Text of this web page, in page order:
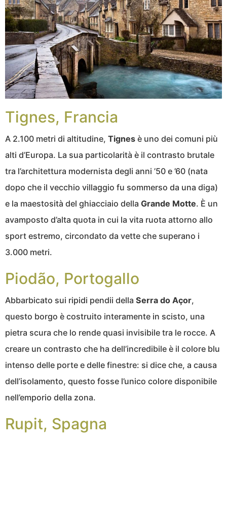
Tignes, Francia
A 2.100 metri di altitudine, Tignes è uno dei comuni più
alti d’Europa. La sua particolarità è il contrasto brutale
tra l’architettura modernista degli anni ’50 e ’60 (nata
dopo che il vecchio villaggio fu sommerso da una diga)
e la maestosità del ghiacciaio della Grande Motte. È un
avamposto d’alta quota in cui la vita ruota attorno allo
sport estremo, circondato da vette che superano i
3.000 metri.
Piodão, Portogallo
Abbarbicato sui ripidi pendii della Serra do Açor,
questo borgo è costruito interamente in scisto, una
pietra scura che lo rende quasi invisibile tra le rocce. A
creare un contrasto che ha dell’incredibile è il colore blu
intenso delle porte e delle finestre: si dice che, a causa
dell’isolamento, questo fosse l’unico colore disponibile
nell’emporio della zona.
Rupit, Spagna